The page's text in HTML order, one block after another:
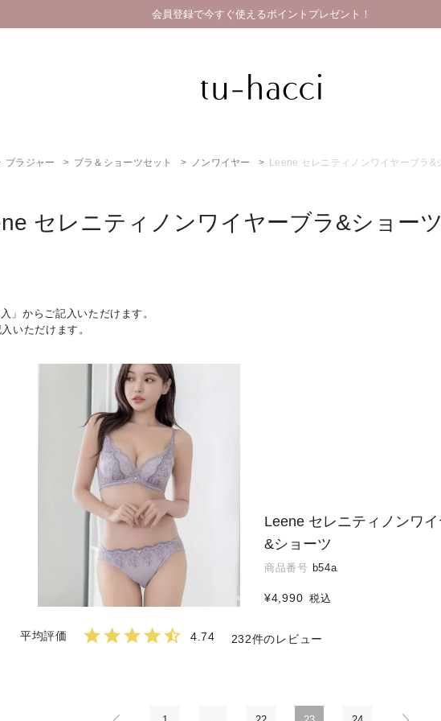
会員登録で今すぐ使えるポイントプレゼント！
ブラジャー ブラ＆ショーツセット ノンワイヤー Leene セレニティノンワイヤーブラ&
セレニティノンワイヤーブラ&ショー
」からご記入いただけます。
いただけます。
Leene セレニティノンワイ
&ショーツ
商品番号 b54a
¥4,990 税込
4.74 232